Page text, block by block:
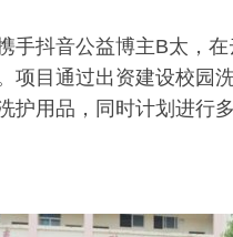
手抖音公益博主B太，
项目通过出资建设校园
护用品，同时计划进